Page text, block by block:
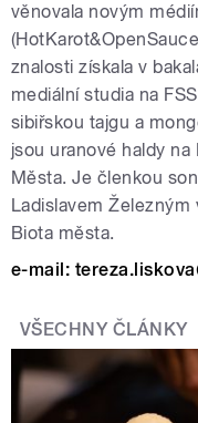
věnovala novým
znalosti získala v
mediální studia na
sibiřskou tajgu a
jsou uranové haldy
Města. Je členkou
Ladislavem
Biota města.
e-mail:
VŠECHNY ČLÁNKY